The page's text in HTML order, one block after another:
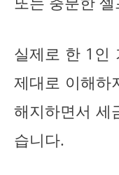
실제로 한 1인
제대로 이해하
해지하면서 세
습니다.